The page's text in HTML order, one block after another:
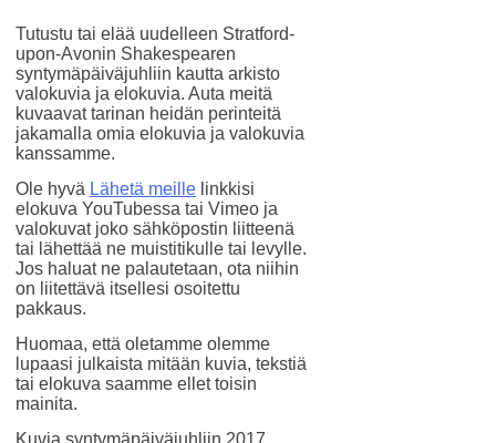
Tutustu tai elää uudelleen Stratford-
upon-Avonin Shakespearen
syntymäpäiväjuhliin kautta arkisto
valokuvia ja elokuvia. Auta meitä
kuvaavat tarinan heidän perinteitä
jakamalla omia elokuvia ja valokuvia
kanssamme.
Ole hyvä Lähetä meille linkkisi
elokuva YouTubessa tai Vimeo ja
valokuvat joko sähköpostin liitteenä
tai lähettää ne muistitikulle tai levylle.
Jos haluat ne palautetaan, ota niihin
on liitettävä itsellesi osoitettu
pakkaus.
Huomaa, että oletamme olemme
lupaasi julkaista mitään kuvia, tekstiä
tai elokuva saamme ellet toisin
mainita.
Kuvia syntymäpäiväjuhliin 2017